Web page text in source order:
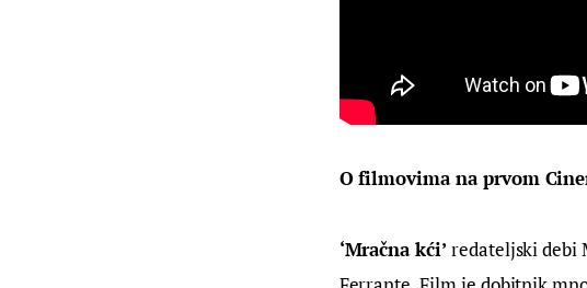
O filmovima na prvom
‘Mračna kći’ redateljski debi